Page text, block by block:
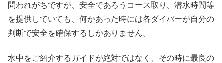
問われがちですが、安全であろうコース取り、潜水時間等
を提供していても、何かあった時には各ダイバーが自分の
判断で安全を確保するしかありません。
水中をご紹介するガイドが絶対ではなく、その時に最良の